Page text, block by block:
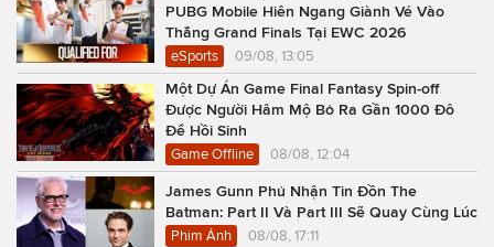
PUBG Mobile Hiên Ngang Giành Vé Vào
Thẳng Grand Finals Tại EWC 2026
eSports 09/08, 13:05
Một Dự Án Game Final Fantasy Spin-off
Được Người Hâm Mộ Bỏ Ra Gần 1000 Đô
Để Hồi Sinh
Game Offline 08/08, 12:04
James Gunn Phủ Nhận Tin Đồn The
Batman: Part II Và Part III Sẽ Quay Cùng Lúc
Phim Ảnh 08/08, 17:11